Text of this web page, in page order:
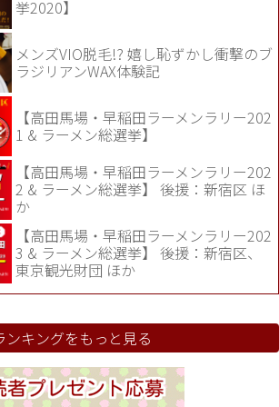
挙2020】
メンズVIO脱毛!? 嬉し恥ずかし衝撃のブ
ラジリアンWAX体験記
【高田馬場・早稲田ラーメンラリー202
1 & ラーメン総選挙】
【高田馬場・早稲田ラーメンラリー202
2 & ラーメン総選挙】 後援：新宿区 ほ
か
【高田馬場・早稲田ラーメンラリー202
3 & ラーメン総選挙】 後援：新宿区、
東京観光財団 ほか
ンキングをもっと見る